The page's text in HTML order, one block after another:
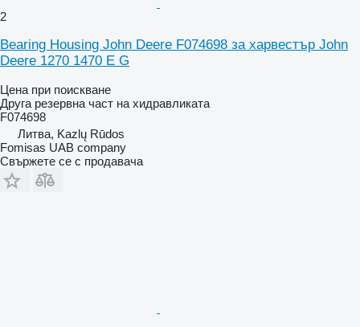
2
Bearing Housing John Deere F074698 за харвестър John
Deere 1270 1470 E G
Цена при поискване
Друга резервна част на хидравликата
F074698
Литва, Kazlų Rūdos
Fomisas UAB company
Свържете се с продавача